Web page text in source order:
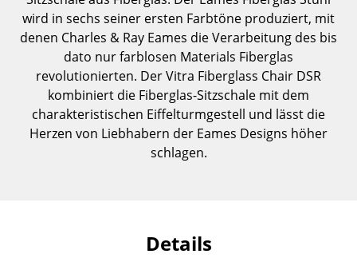
TV Möbel
Beistell- & Rollcontainer
Barmöbel
Garderoben
Kleinaufbewahrung
wird in sechs seiner ersten Farbtöne produziert, mit
denen Charles & Ray Eames die Verarbeitung des bis
dato nur farblosen Materials Fiberglas
revolutionierten. Der Vitra Fiberglass Chair DSR
kombiniert die Fiberglas-Sitzschale mit dem
charakteristischen Eiffelturmgestell und lässt die
Herzen von Liebhabern der Eames Designs höher
schlagen.
Details